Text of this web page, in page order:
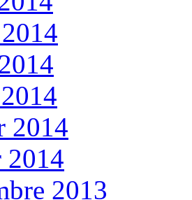
2014
2014
2013